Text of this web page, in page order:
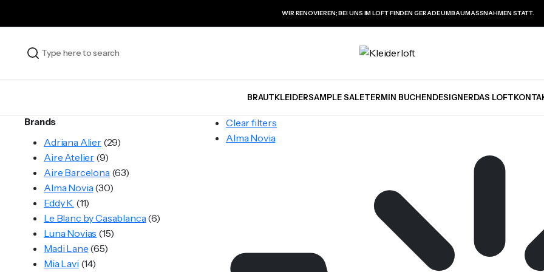
WIR RENOVIEREN; BEI UNS IM LOFT FINDEN GERADE UMBAUMASSNAHMEN STATT.
BRAUTKLEIDERSAMPLE SALETERMIN BUCHENDESIGNERDAS LOFT
Clear filters
Alma Novia
Brands
Adriana Alier (29)
Aire Atelier (9)
Aire Barcelona (63)
Alma Novia(30)
Eddy K. (11)
Le Blanc by Casablanca(6)
Luna Novias (15)
Madi Lane (65)
Mia Lavi (14)